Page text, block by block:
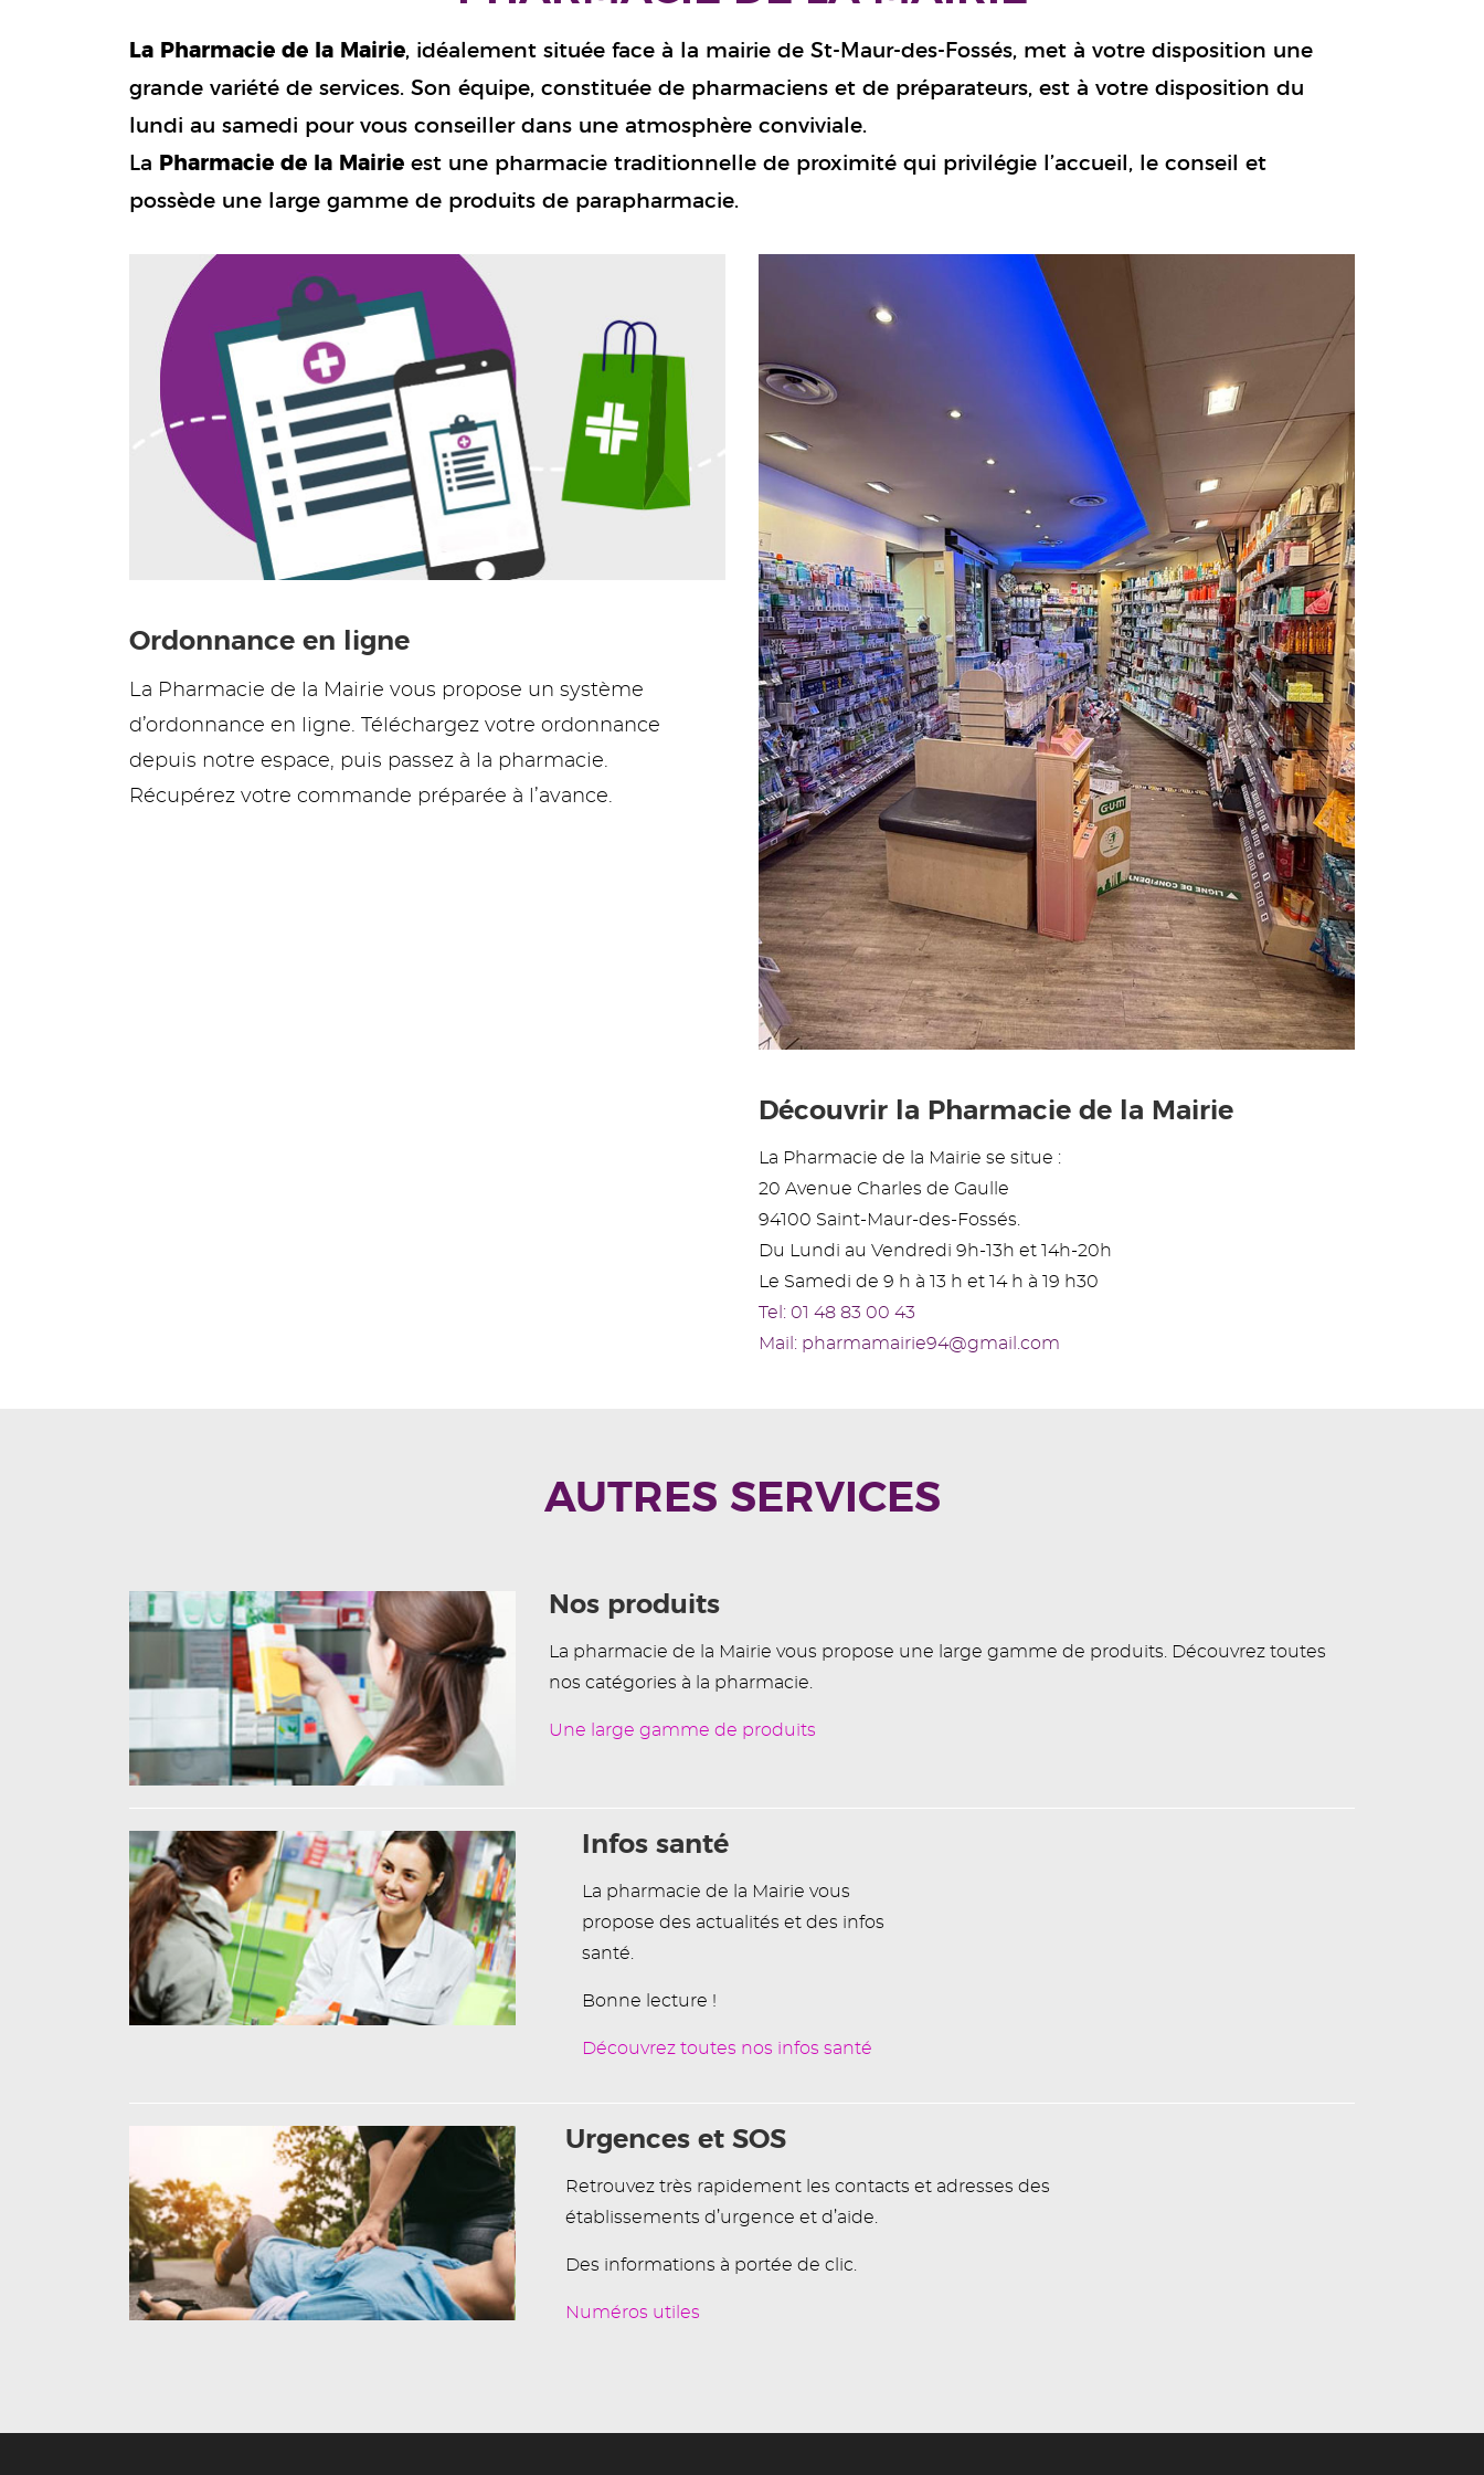
La Pharmacie de la Mairie, idéalement située face à la mairie de St-Maur-des-Fossés, met à votre disposition une
grande variété de services. Son équipe, constituée de pharmaciens et de préparateurs, est à votre disposition du
lundi au samedi pour vous conseiller dans une atmosphère conviviale.
La Pharmacie de la Mairie est une pharmacie traditionnelle de proximité qui privilégie l’accueil, le conseil et
possède une large gamme de produits de parapharmacie.
Ordonnance en ligne
La Pharmacie de la Mairie vous propose un système
d’ordonnance en ligne. Téléchargez votre ordonnance
depuis notre espace, puis passez à la pharmacie.
Récupérez votre commande préparée à l’avance.
Découvrir la Pharmacie de la Mairie
La Pharmacie de la Mairie se situe :
20 Avenue Charles de Gaulle
94100 Saint-Maur-des-Fossés.
Du Lundi au Vendredi 9h-13h et 14h-20h
Le Samedi de 9 h à 13 h et 14 h à 19 h30
Tel: 01 48 83 00 43
Mail: pharmamairie94@gmail.com
AUTRES SERVICES
Nos produits
La pharmacie de la Mairie vous propose une large gamme de produits. Découvrez toutes
nos catégories à la pharmacie.
Une large gamme de produits
Infos santé
La pharmacie de la Mairie vous
propose des actualités et des infos
santé.
Bonne lecture !
Découvrez toutes nos infos santé
Urgences et SOS
Retrouvez très rapidement les contacts et adresses des
établissements d’urgence et d’aide.
Des informations à portée de clic.
Numéros utiles